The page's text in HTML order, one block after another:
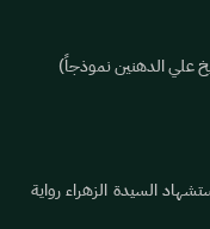
علي الدهنين نموذجاً)
السيدة الزهراء رواية